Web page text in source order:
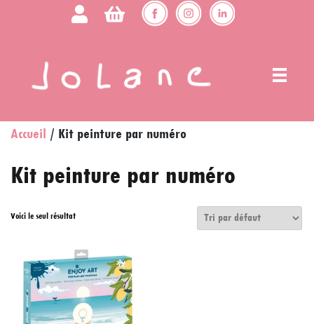
Accueil / Kit peinture par numéro
Kit peinture par numéro
Voici le seul résultat